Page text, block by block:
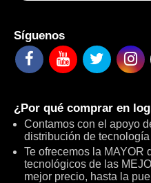
Síguenos
¿Por qué comprar en
Contamos con el apoyo
distribución de
Te ofrecemos la MAYOR
tecnológicos de las
mejor precio, hasta la